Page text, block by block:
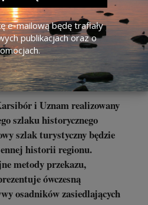
Materiały promocyjne
– interaktywny
na polskich
i Uznam realizowany
szlaku historycznego
szlak turystyczny będzie
historii regionu.
metody przekazu,
ówczesną
osadników zasiedlających
e-mailową będę trafiały
publikacjach oraz o